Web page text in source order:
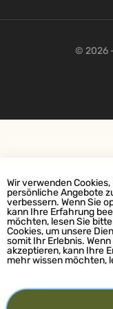
© 2026
Wir verwenden
persönliche Angebote
verbessern. Wenn Sie
kann Ihre Erfahrung
möchten, lesen Sie
Cookies, um unsere
somit Ihr Erlebnis.
akzeptieren, kann Ihre
mehr wissen möchten,